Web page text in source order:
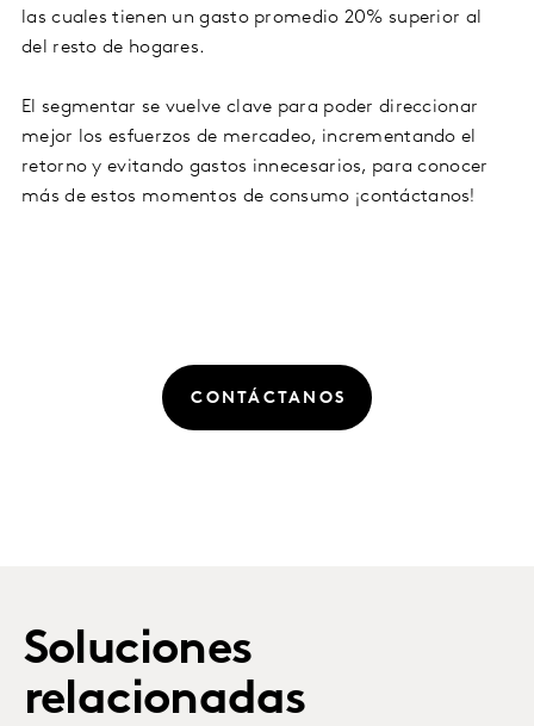
las cuales tienen un gasto promedio 20% superior al
del resto de hogares.
El segmentar se vuelve clave para poder direccionar
mejor los esfuerzos de mercadeo, incrementando el
retorno y evitando gastos innecesarios, para conocer
más de estos momentos de consumo ¡contáctanos!
CONTÁCTANOS
Soluciones
relacionadas